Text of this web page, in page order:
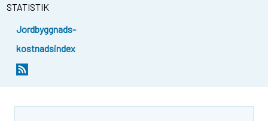
STATISTIK
Jordbyggnads-
kostnadsindex